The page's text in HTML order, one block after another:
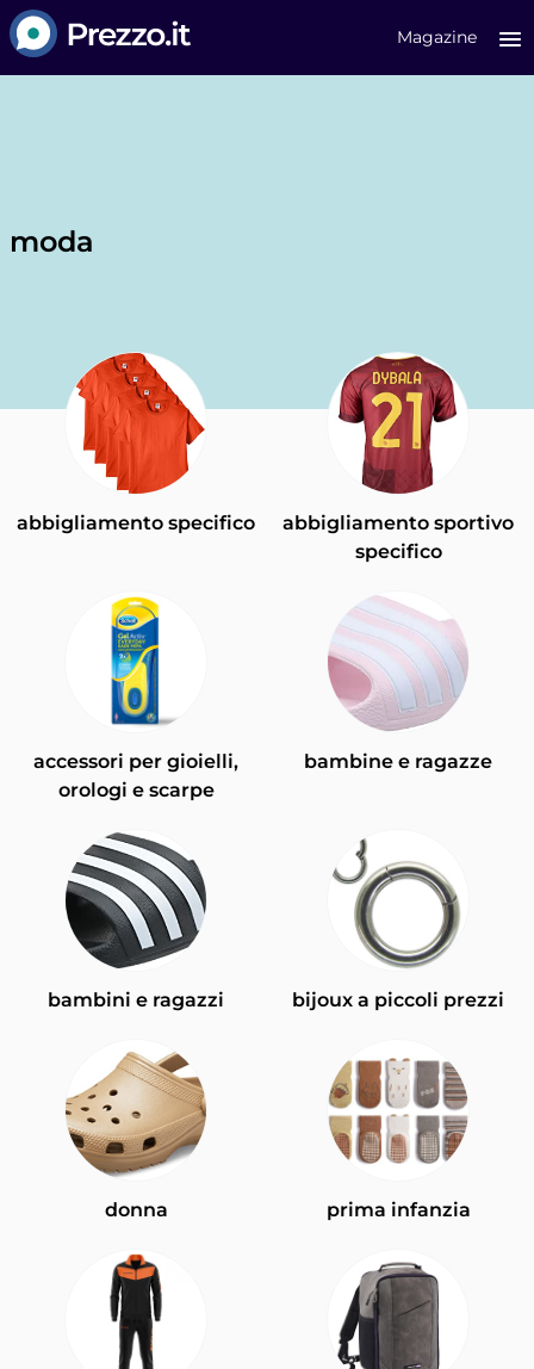
Prezzo.it
Magazine
moda
abbigliamento specifico
abbigliamento sportivo
specifico
accessori per gioielli,
orologi e scarpe
bambine e ragazze
bambini e ragazzi bijoux a piccoli prezzi
donna prima infanzia